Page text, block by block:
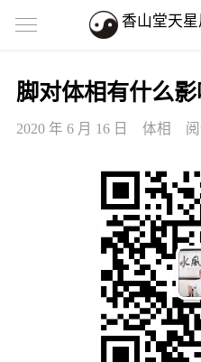
香山堂天
脚对体相有什么影
2020 年 6 月 16 日 体相